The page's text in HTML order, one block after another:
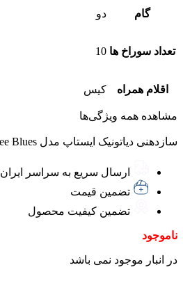
گام دو
تعداد سوراخ ها 10
اقلام همراه کیس
مشاهده همه ویژگی‌ها
سازدهنی دیاتونیک ایستاپ مدل Free Blues
ارسال سریع به سراسر ایران
تضمین قیمت
تضمین کیفیت محصول
ناموجود
در انبار موجود نمی باشد